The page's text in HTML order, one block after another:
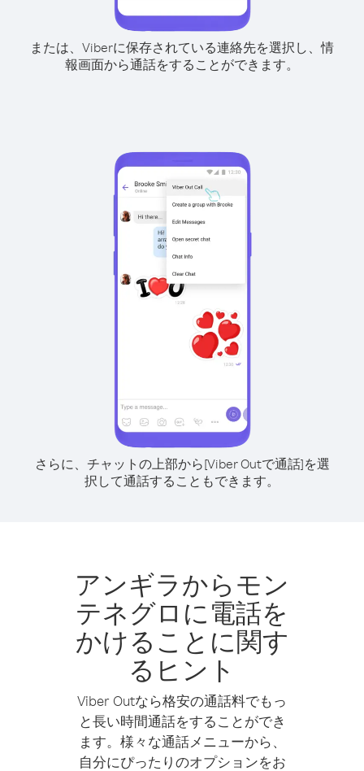
または、Viberに保存されている連絡先を選択し、情
報画面から通話をすることができます。
さらに、チャットの上部から[Viber Outで通話]を選
択して通話することもできます。
アンギラからモン
テネグロに電話を
かけることに関す
るヒント
Viber Outなら格安の通話料でもっ
と長い時間通話をすることができ
ます。様々な通話メニューから、
自分にぴったりのオプションをお